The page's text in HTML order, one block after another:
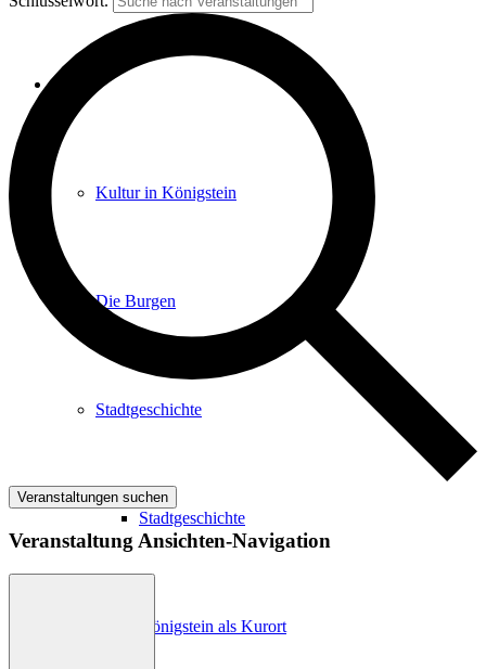
Kultur
Kultur in Königstein
Die Burgen
Stadtgeschichte
Stadtgeschichte
Königstein als Kurort
Veranstaltungen suchen
Veranstaltung Ansichten-Navigation